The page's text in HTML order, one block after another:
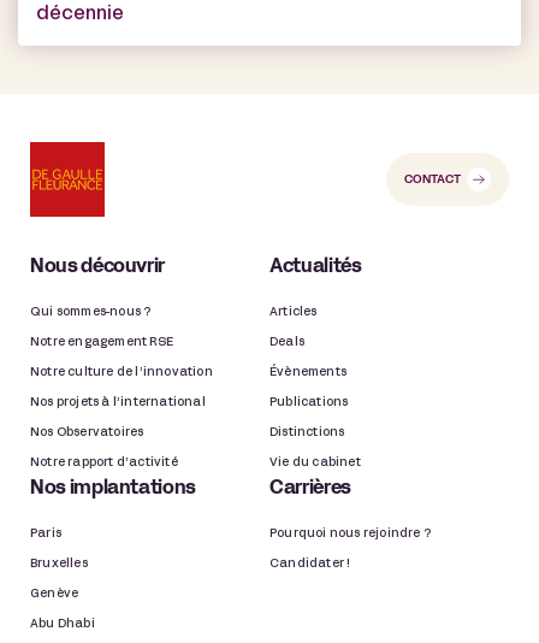
décennie
CONTACT
Nous découvrir
Qui sommes-nous ?
Notre engagement RSE
Notre culture de l’innovation
Nos projets à l’international
Nos Observatoires
Notre rapport d’activité
Actualités
Articles
Deals
Évènements
Publications
Distinctions
Vie du cabinet
Nos implantations
Paris
Bruxelles
Genève
Abu Dhabi
Carrières
Pourquoi nous rejoindre ?
Candidater !